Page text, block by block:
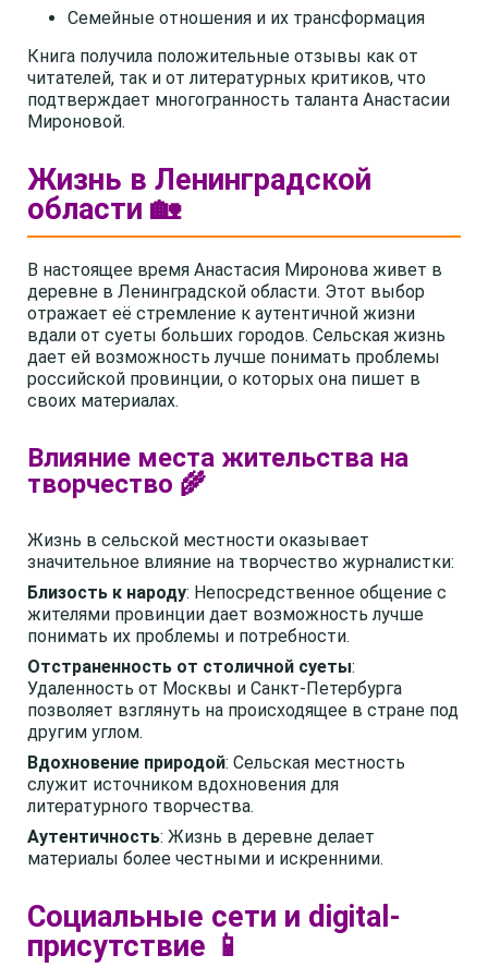
Семейные отношения и их трансформация
Книга получила положительные отзывы как от
читателей, так и от литературных критиков, что
подтверждает многогранность таланта Анастасии
Мироновой.
Жизнь в Ленинградской
области 🏡
В настоящее время Анастасия Миронова живет в
деревне в Ленинградской области. Этот выбор
отражает её стремление к аутентичной жизни
вдали от суеты больших городов. Сельская жизнь
дает ей возможность лучше понимать проблемы
российской провинции, о которых она пишет в
своих материалах.
Влияние места жительства на
творчество 🌾
Жизнь в сельской местности оказывает
значительное влияние на творчество журналистки:
Близость к народу: Непосредственное общение с
жителями провинции дает возможность лучше
понимать их проблемы и потребности.
Отстраненность от столичной суеты:
Удаленность от Москвы и Санкт-Петербурга
позволяет взглянуть на происходящее в стране под
другим углом.
Вдохновение природой: Сельская местность
служит источником вдохновения для
литературного творчества.
Аутентичность: Жизнь в деревне делает
материалы более честными и искренними.
Социальные сети и digital-
присутствие 📱